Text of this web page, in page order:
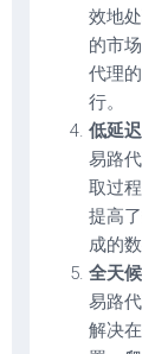
效地
的市
代理
行。
低延
易路
取过
提高
成的
全天
易路
解决